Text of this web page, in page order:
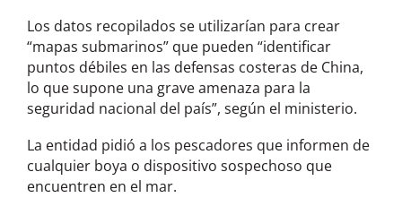
Los datos recopilados se utilizarían para crear
“mapas submarinos” que pueden “identificar
puntos débiles en las defensas costeras de China,
lo que supone una grave amenaza para la
seguridad nacional del país”, según el ministerio.
La entidad pidió a los pescadores que informen de
cualquier boya o dispositivo sospechoso que
encuentren en el mar.